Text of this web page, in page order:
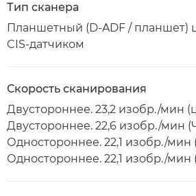
Тип сканера
Планшетный (D-ADF / планшет)
CIS-датчиком
Скорость сканирования
Двустороннее. 23,2 изобр./мин
Двустороннее. 22,6 изобр./мин
Одностороннее. 22,1 изобр./мин
Одностороннее. 22,1 изобр./мин